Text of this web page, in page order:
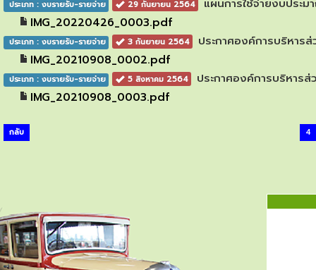
ประเภท : งบรายรับ-รายจ่าย 29 กันยายน 2564
แผนการใช้จ่ายงบประ
IMG_20220426_0003.pdf
ประเภท : งบรายรับ-รายจ่าย 3 กันยายน 2564
ประกาศองค์การบริหาร
IMG_20210908_0002.pdf
ประเภท : งบรายรับ-รายจ่าย 5 สิงหาคม 2564
ประกาศองค์การบริหาร
IMG_20210908_0003.pdf
กลับ 4